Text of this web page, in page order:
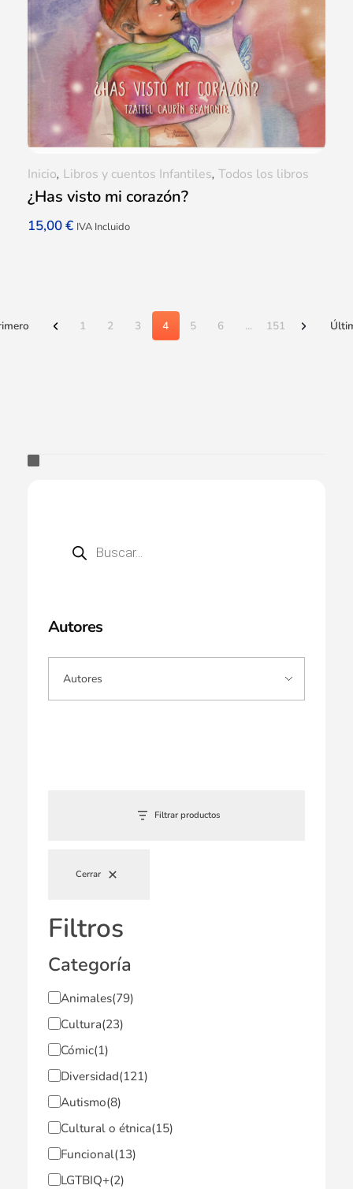
¿Has visto mi corazón?
15,00€ IVA Incluido
Inicio, Libros y cuentos Infantiles, Todos los libros
1 2 3 4 5 6 ... 151
Autores
Filtrar productos
Cerrar
Filtros
Categoría
Animales(79)
Cultura(23)
Cómic(1)
Diversidad(121)
Autismo(8)
Cultural o étnica(15)
Funcional(13)
LGTBIQ+(2)